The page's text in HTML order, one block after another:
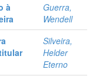
à
Guerra,
Wendell
Silveira,
Helder
Eterno